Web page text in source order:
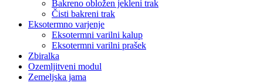
Bakreno obložen jekleni trak
Čisti bakreni trak
Eksotermno varjenje
Eksotermni varilni kalup
Eksotermni varilni prašek
Zbiralka
Ozemljitveni modul
Zemeljska jama